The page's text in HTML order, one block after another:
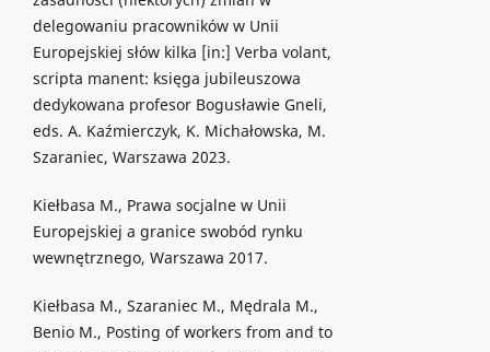
delegowaniu pracowników w Unii
Europejskiej słów kilka [in:] Verba volant,
scripta manent: księga jubileuszowa
dedykowana profesor Bogusławie Gneli,
eds. A. Kaźmierczyk, K. Michałowska, M.
Szaraniec, Warszawa 2023.
Kiełbasa M., Prawa socjalne w Unii
Europejskiej a granice swobód rynku
wewnętrznego, Warszawa 2017.
Kiełbasa M., Szaraniec M., Mędrala M.,
Benio M., Posting of workers from and to